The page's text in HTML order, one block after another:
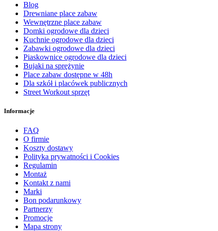
Blog
Drewniane place zabaw
Wewnętrzne place zabaw
Domki ogrodowe dla dzieci
Kuchnie ogrodowe dla dzieci
Zabawki ogrodowe dla dzieci
Piaskownice ogrodowe dla dzieci
Bujaki na sprężynie
Place zabaw dostępne w 48h
Dla szkół i placówek publicznych
Street Workout sprzęt
Informacje
FAQ
O firmie
Koszty dostawy
Polityka prywatności i Cookies
Regulamin
Montaż
Kontakt z nami
Marki
Bon podarunkowy
Partnerzy
Promocje
Mapa strony